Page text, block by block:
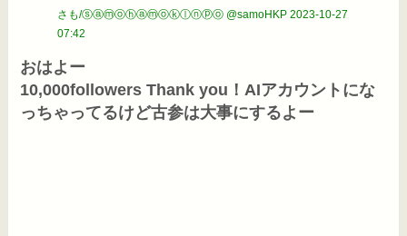
さも/ⓢⓐⓜⓞⓗⓐⓜⓞⓚⓛⓝⓟⓞ @samoHKP 2023-10-27
07:42
おはよー
10,000followers Thank you！AIアカウントにな
っちゃってるけど古参は大事にするよー